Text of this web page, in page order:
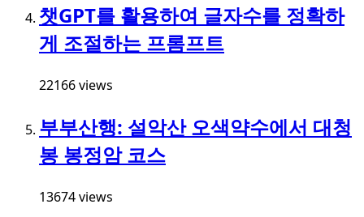
챗GPT를 활용하여 글자수를 정확하
게 조절하는 프롬프트
22166 views
부부산행: 설악산 오색약수에서 대청
봉 봉정암 코스
13674 views